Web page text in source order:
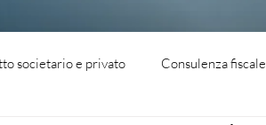
societario e privato Consulenza fiscale